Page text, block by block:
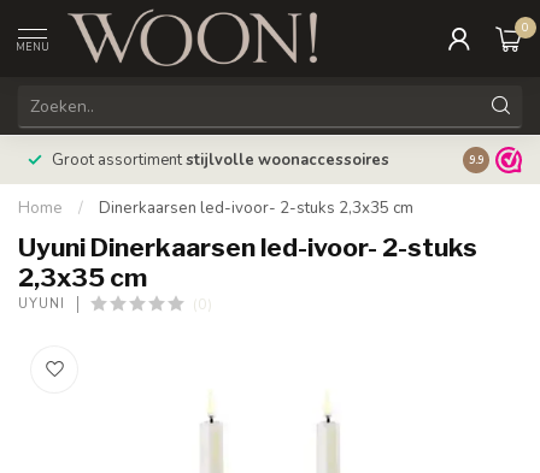
MENU
0
Groot assortimentstijlvolle woonaccessoires 9.9
Home / Dinerkaarsen led-ivoor- 2-stuks 2,3x35 cm
Uyuni Dinerkaarsen led-ivoor- 2-stuks
2,3x35 cm
UYUNI (0)